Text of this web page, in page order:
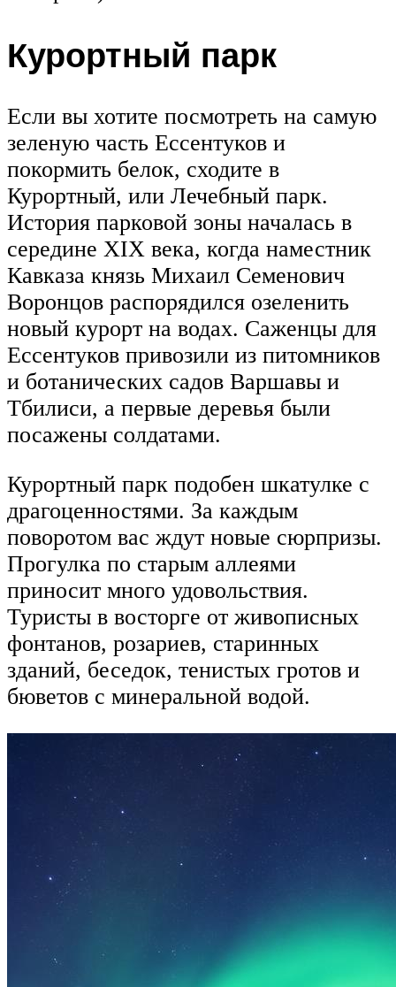
Курортный парк
Если вы хотите посмотреть на самую
зеленую часть Ессентуков и
покормить белок, сходите в
Курортный, или Лечебный парк.
История парковой зоны началась в
середине XIX века, когда наместник
Кавказа князь Михаил Семенович
Воронцов распорядился озеленить
новый курорт на водах. Саженцы для
Ессентуков привозили из питомников
и ботанических садов Варшавы и
Тбилиси, а первые деревья были
посажены солдатами.
Курортный парк подобен шкатулке с
драгоценностями. За каждым
поворотом вас ждут новые сюрпризы.
Прогулка по старым аллеями
приносит много удовольствия.
Туристы в восторге от живописных
фонтанов, розариев, старинных
зданий, беседок, тенистых гротов и
бюветов с минеральной водой.